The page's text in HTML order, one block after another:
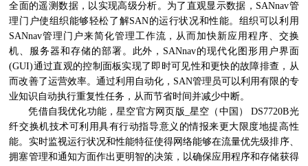
全面的遥测数据，以实现高级分析。为了直观显示数据， SANnav管
理门户使组织能够轻松了解SAN的运行状况和性能。组织可以利用
SANnav管理门户来简化管理工作流，从而加快新应用程序、交换
机、服务器和存储的部署。此外， SANnav的现代化图形用户界面
(GUI)通过直观的控制面板实现了即时可见性和更快的故障排查，从
而改善了运营效率。通过利用自动化， SAN管理员可以利用有限的专
业知识自动执行重复性任务，从而节省时间并减少中断。
凭借自我优化功能，星空官方网页版_星空（中国）DS7720B光
纤交换机技术可利用具有行动指导意义的情报来更大限度地提高性
能。实时监视运行状况和性能特征使得网络能够在流量优先级排序、
拥塞管理和通知方面作出更明智的决策，以确保应用程序和存储获得